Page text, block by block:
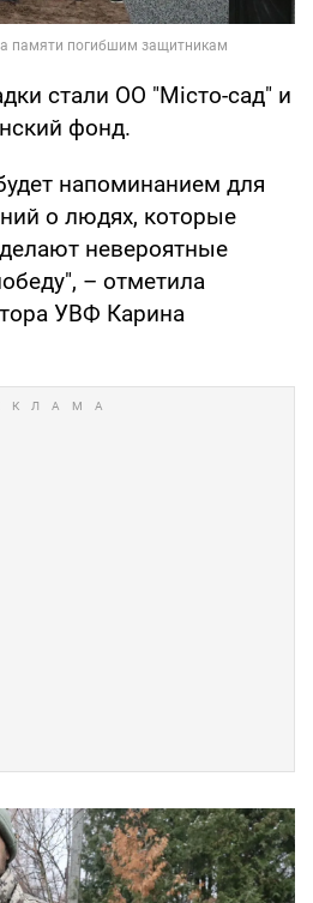
стали ОО "Місто-сад" и
фонд.
напоминанием для
о людях, которые
невероятные
– отметила
УВФ Карина